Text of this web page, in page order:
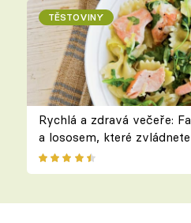
TĚSTOVINY
Rychlá a zdravá večeře:
a lososem, které